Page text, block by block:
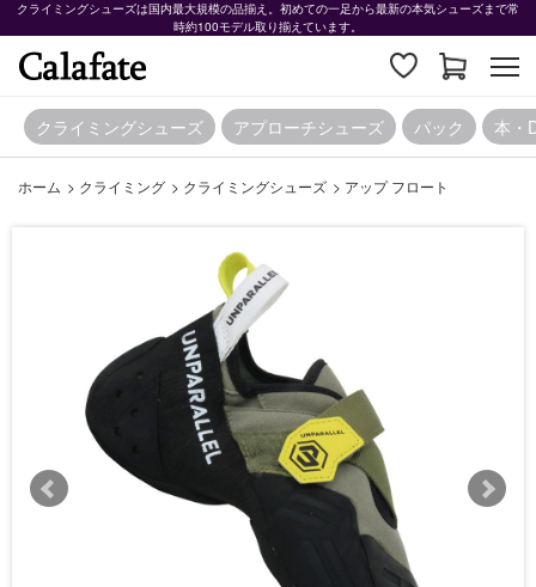
クライミングシューズは国内最大規模の品揃え。初めての一足から最新の本気シューズまで常
時約100モデル取り揃えています。
クライミングシューズ アプローチシューズ パック 本・
ホーム > クライミング > クライミングシューズ > アップ フロート